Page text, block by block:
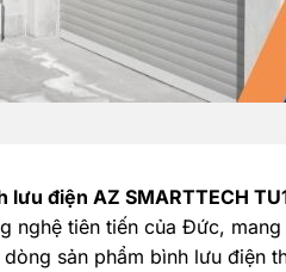
lưu điện AZ SMARTTECH
nghệ tiên tiến của Đức,
sản phẩm bình lưu điện